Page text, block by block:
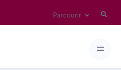
Parcourir